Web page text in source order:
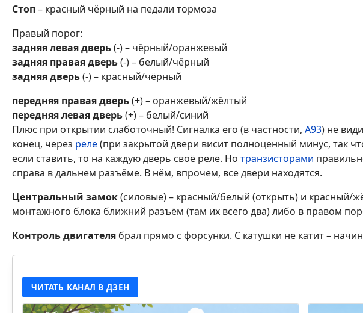
Стоп– красный чёрный на педали тормоза
Правый порог:
задняя левая дверь(-) – чёрный/оранжевый
задняя правая дверь(-) – белый/чёрный
задняя дверь(-) – красный/чёрный
передняя правая дверь(+) – оранжевый/жёлтый
передняя левая дверь(+) – белый/синий
Плюс при открытии слаботочный! Сигналка его (в частности, А93) не
конец, через реле(при закрытой двери висит полноценный минус, так
если ставить, то на каждую дверь своё реле. Но транзисторами
справа в дальнем разъёме. В нём, впрочем, все двери находятся.
Центральный замок(силовые) – красный/белый (открыть) и красный/
монтажного блока ближний разъём (там их всего два) либо в правом
Контроль двигателя брал прямо с форсунки. С катушки не катит –
ЧИТАТЬ КАНАЛ В ДЗЕН